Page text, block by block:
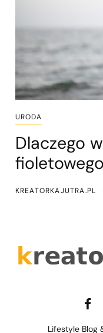
URODA
Dlaczego
KREATORKAJUTRA.PL
Lifestyle Blog